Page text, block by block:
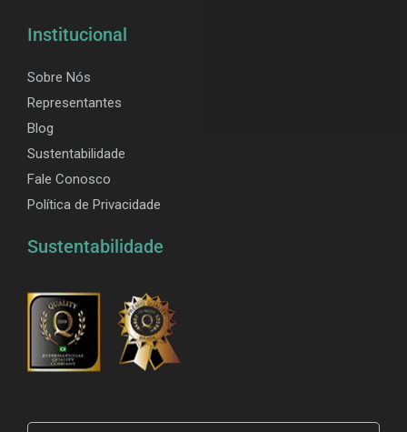
Institucional
Sobre Nós
Representantes
Blog
Sustentabilidade
Fale Conosco
Política de Privacidade
Sustentabilidade